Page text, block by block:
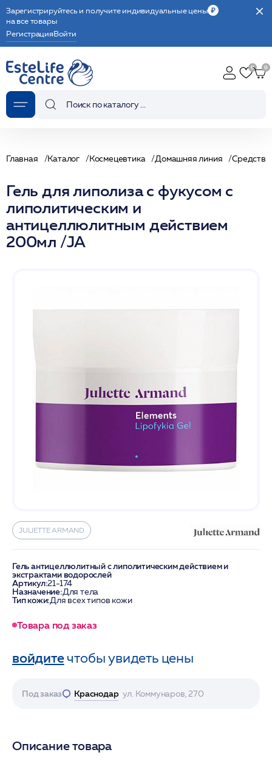
Зарегистрируйтесь и получите индивидуальные цены
на все товары
РегистрацияВойти
Главная Каталог Космецевтика Домашняя линия Средства
Гель для липолиза с фукусом с
липолитическим и
антицеллюлитным действием
200мл /JA
JULIETTE ARMAND
Гель антицеллюлитный с липолитическим действием и
экстрактами водорослей
Артикул:21-174
Назначение:Для тела
Тип кожи:Для всех типов кожи
Товара под заказ
войдитечтобы увидеть цены
Под заказ Краснодар ул. Коммунаров, 270
Описание товара